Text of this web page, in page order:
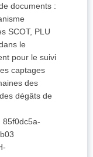
documents :
SCOT, PLU
le
pour le suivi
captages
des
dégâts de
85f0dc5a-